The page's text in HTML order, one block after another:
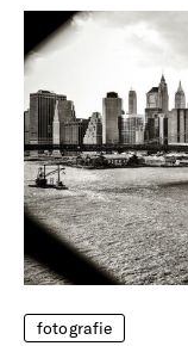
fotografie